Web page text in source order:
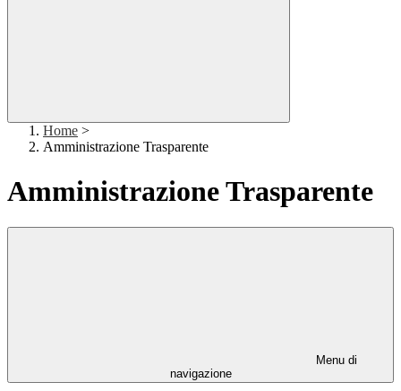
Home >
Amministrazione Trasparente
Amministrazione Trasparente
Menu di
navigazione